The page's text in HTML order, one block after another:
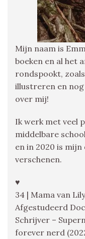
Mijn naam is
boeken en al het
rondspookt,
illustreren en nog
over mij!
Ik werk met veel
middelbare
en in 2020 is mijn
verschenen.
♥
34 | Mama van
Afgestudeerd
Schrijver –
forever nerd